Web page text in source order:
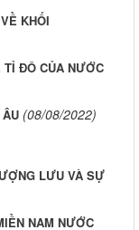
KHỐI
TỈ ĐÔ CỦA NƯỚC
(08/08/2022)
LƯU VÀ SỰ
NAM NƯỚC